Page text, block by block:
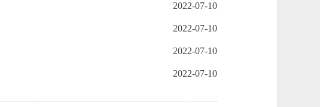
2022-07-10
2022-07-10
2022-07-10
2022-07-10